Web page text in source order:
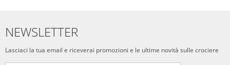
NEWSLETTER
Lasciaci la tua email e riceverai promozioni e le ultime novità sulle crociere